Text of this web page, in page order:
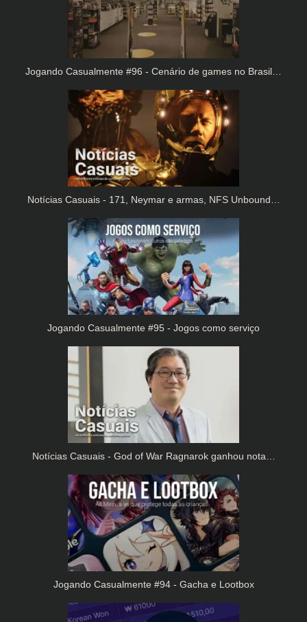
Jogando Casualmente #96 - Cenário de games no Brasil…
Notícias Casuais - 171, Neymar e armas, NFS Unbound…
Jogando Casualmente #95 - Jogos como serviço
Notícias Casuais - God of War Ragnarok ganhou nota…
Jogando Casualmente #94 - Gacha e Lootbox